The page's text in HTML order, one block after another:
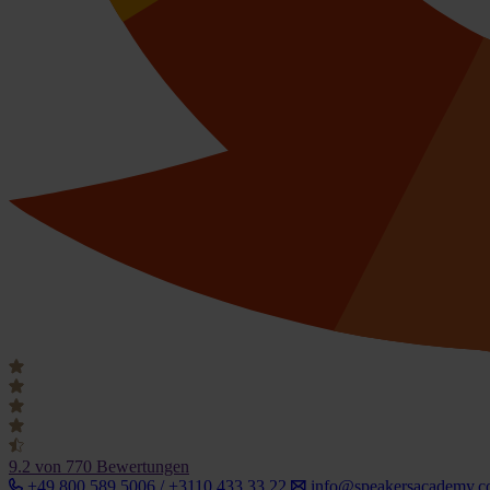
9.2 von 770 Bewertungen
+49 800 589 5006 / +3110 433 33 22